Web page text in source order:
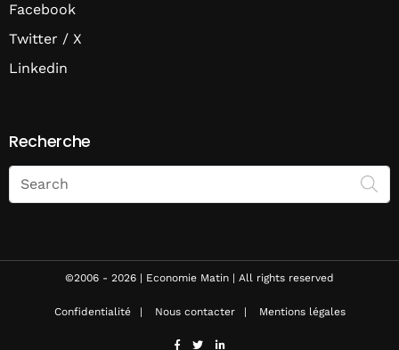
Facebook
Twitter / X
Linkedin
Recherche
Search
on
Economie
©2006 - 2026 | Economie Matin | All rights reserved
Confidentialité Nous contacter Mentions légales
facebook
twitterlinkedin